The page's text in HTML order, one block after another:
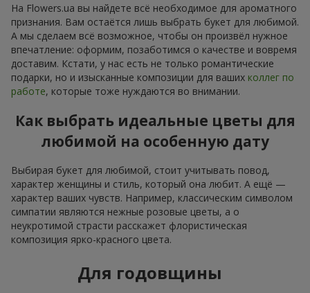
На Flowers.ua вы найдете всё необходимое для ароматного
признания. Вам остаётся лишь выбрать букет для любимой.
А мы сделаем всё возможное, чтобы он произвёл нужное
впечатление: оформим, позаботимся о качестве и вовремя
доставим. Кстати, у нас есть не только романтические
подарки, но и изысканные композиции для ваших коллег по
работе, которые тоже нуждаются во внимании.
Как выбрать идеальные цветы для
любимой на особенную дату
Выбирая букет для любимой, стоит учитывать повод,
характер женщины и стиль, который она любит. А ещё —
характер ваших чувств. Например, классическим символом
симпатии являются нежные розовые цветы, а о
неукротимой страсти расскажет флористическая
композиция ярко-красного цвета.
Для годовщины